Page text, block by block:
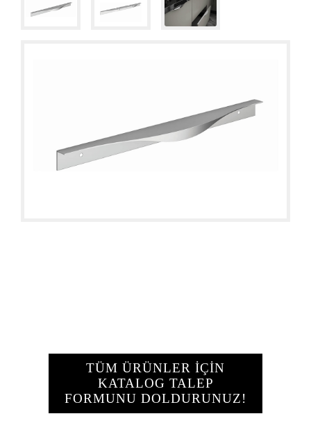
TÜM ÜRÜNLER İÇİN
KATALOG TALEP
FORMUNU DOLDURUNUZ!